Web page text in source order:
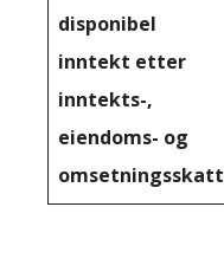
disponibel
inntekt etter
inntekts-,
eiendoms- og
omsetningsskatt